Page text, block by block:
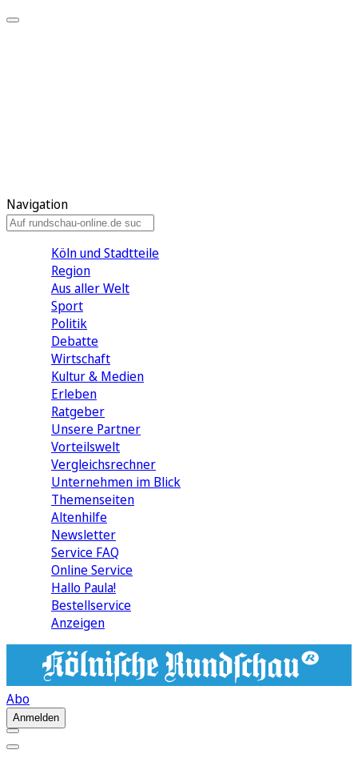
Navigation
Köln und Stadtteile
Region
Aus aller Welt
Sport
Politik
Debatte
Wirtschaft
Kultur & Medien
Erleben
Ratgeber
Unsere Partner
Vorteilswelt
Vergleichsrechner
Unternehmen im Blick
Themenseiten
Altenhilfe
Newsletter
Service FAQ
Online Service
Hallo Paula!
Bestellservice
Anzeigen
Abo
Anmelden